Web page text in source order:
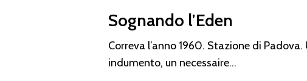
Sognando l’Eden
Correva l’anno 1960. Stazione di
indumento, un necessaire…